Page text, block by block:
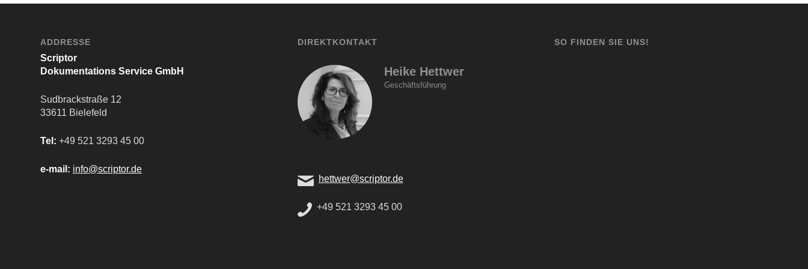
ADDRESSE
Scriptor
Dokumentations Service GmbH
Sudbrackstraße 12
33611 Bielefeld
Tel: +49 521 3293 45 00
e-mail: info@scriptor.de
DIREKTKONTAKT
Heike Hettwer
Geschäftsführung
hettwer@scriptor.de
+49 521 3293 45 00
SO FINDEN SIE UNS!